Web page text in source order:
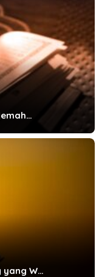
yang W…